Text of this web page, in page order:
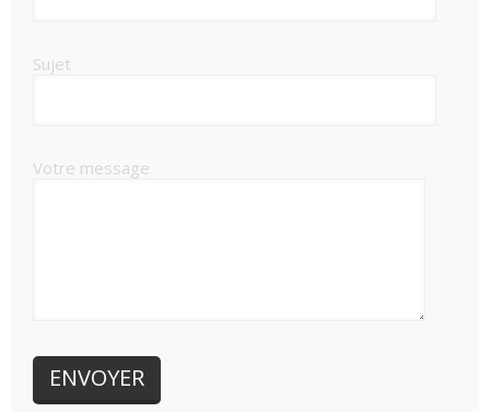
Sujet
Votre message